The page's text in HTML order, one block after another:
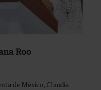
Roo
de México, Claudia